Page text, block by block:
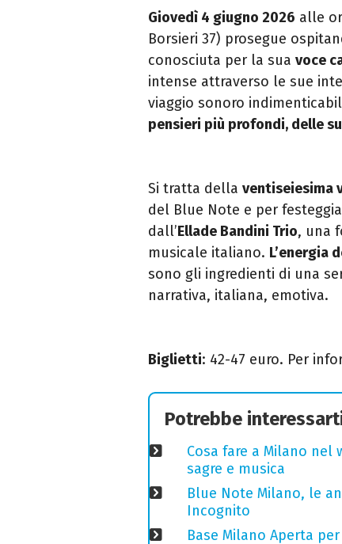
Giovedì 4 giugno 2026 alle
Borsieri 37) prosegue
conosciuta per la sua voce
intense attraverso le sue
viaggio sonoro
pensieri più profondi, delle
Si tratta della ventiseiesima
del Blue Note e per
dall’Ellade Bandini Trio, una
musicale italiano. L’energia
sono gli ingredienti di una
narrativa, italiana, emotiva.
Biglietti: 42-47 euro. Per
Potrebbe
Cosa fare a Milano nel
sagre e musica
Blue Note Milano, le
Incognito
Base Milano Aperta